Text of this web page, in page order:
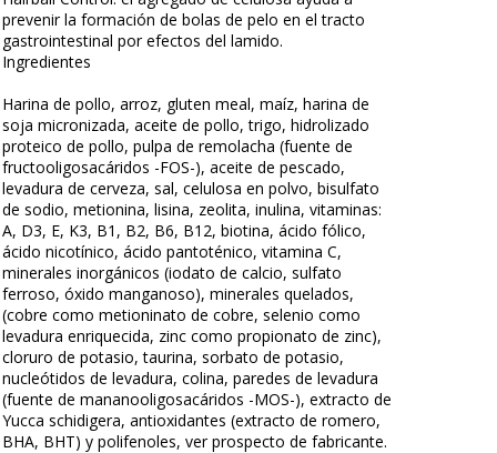
prevenir la formación de bolas de pelo en el tracto
gastrointestinal por efectos del lamido.
Ingredientes
Harina de pollo, arroz, gluten meal, maíz, harina de
soja micronizada, aceite de pollo, trigo, hidrolizado
proteico de pollo, pulpa de remolacha (fuente de
fructooligosacáridos -FOS-), aceite de pescado,
levadura de cerveza, sal, celulosa en polvo, bisulfato
de sodio, metionina, lisina, zeolita, inulina, vitaminas:
A, D3, E, K3, B1, B2, B6, B12, biotina, ácido fólico,
ácido nicotínico, ácido pantoténico, vitamina C,
minerales inorgánicos (iodato de calcio, sulfato
ferroso, óxido manganoso), minerales quelados,
(cobre como metioninato de cobre, selenio como
levadura enriquecida, zinc como propionato de zinc),
cloruro de potasio, taurina, sorbato de potasio,
nucleótidos de levadura, colina, paredes de levadura
(fuente de mananooligosacáridos -MOS-), extracto de
Yucca schidigera, antioxidantes (extracto de romero,
BHA, BHT) y polifenoles, ver prospecto de fabricante.